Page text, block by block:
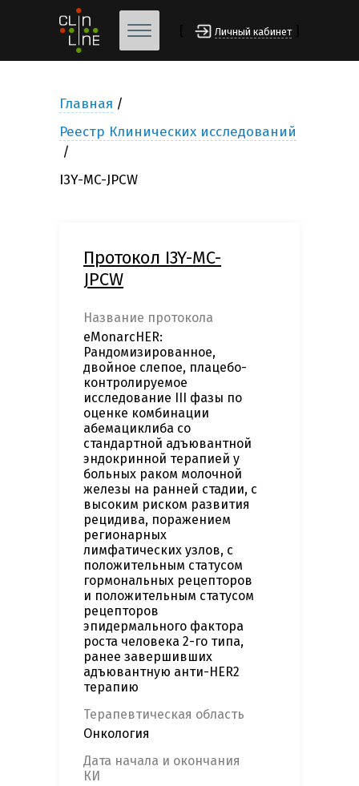
Личный кабинет
Главная
Реестр Клинических исследований
I3Y-MC-JPCW
Протокол I3Y-MC-
JPCW
Название протокола
eMonarcHER:
Рандомизированное,
двойное слепое, плацебо-
контролируемое
исследование III фазы по
оценке комбинации
абемациклиба со
стандартной адъювантной
эндокринной терапией у
больных раком молочной
железы на ранней стадии, с
высоким риском развития
рецидива, поражением
регионарных
лимфатических узлов, с
положительным статусом
гормональных рецепторов
и положительным статусом
рецепторов
эпидермального фактора
роста человека 2-го типа,
ранее завершивших
адъювантную анти-HER2
терапию
Терапевтическая область
Онкология
Дата начала и окончания
КИ